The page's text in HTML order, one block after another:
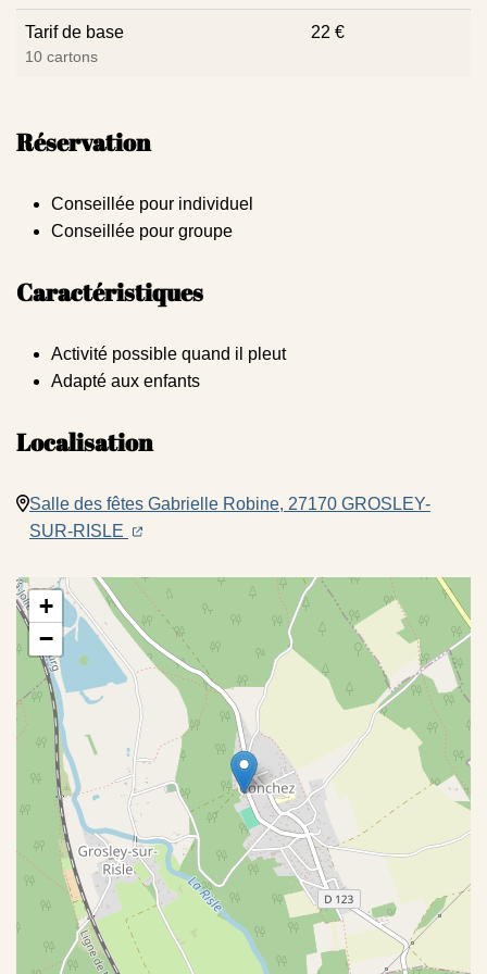
Tarif de base
10 cartons
22 €
Réservation
Conseillée pour individuel
Conseillée pour groupe
Caractéristiques
Activité possible quand il pleut
Adapté aux enfants
Localisation
Salle des fêtes Gabrielle Robine, 27170 GROSLEY-
SUR-RISLE (ouverture dans un nouvel onglet)
(ouverture dans un nouvel onglet)
+
−